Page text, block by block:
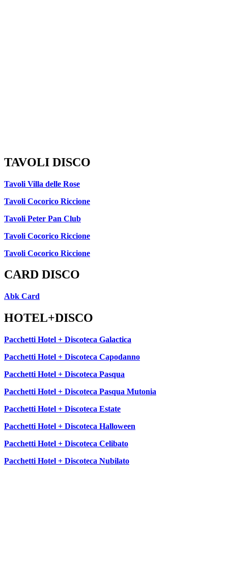
TAVOLI DISCO
Tavoli Villa delle Rose
Tavoli Cocorico Riccione
Tavoli Peter Pan Club
Tavoli Cocorico Riccione
Tavoli Cocorico Riccione
CARD DISCO
Abk Card
HOTEL+DISCO
Pacchetti Hotel + Discoteca Galactica
Pacchetti Hotel + Discoteca Capodanno
Pacchetti Hotel + Discoteca Pasqua
Pacchetti Hotel + Discoteca Pasqua Mutonia
Pacchetti Hotel + Discoteca Estate
Pacchetti Hotel + Discoteca Halloween
Pacchetti Hotel + Discoteca Celibato
Pacchetti Hotel + Discoteca Nubilato